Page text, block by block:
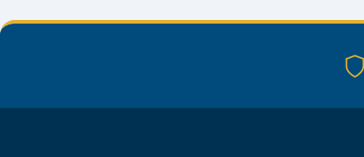
choisies
du